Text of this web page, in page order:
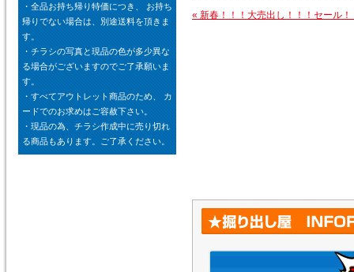
« 新春！！！大売出し！！！セール！
・全品お持ち帰り特価につき、 お持ち
帰りでない場合は、別途送料を頂きま
す。
・チラシの写真と現品の色が多少異な
る場合がございますのでご了承願いま
す。
・すべてアウトレット商品のため、 カ
ードでのお求めはご容赦下さい。
・現品の為、チラシ作成中に売り切れ
る商品もあります。ご了承ください。